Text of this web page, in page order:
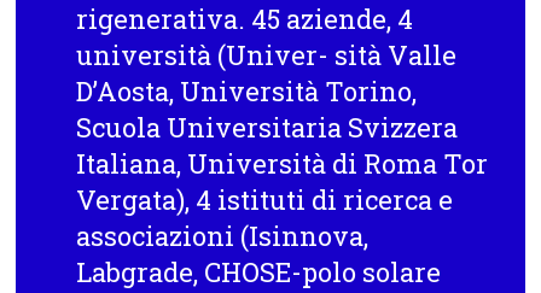
rigenerativa. 45 aziende, 4
università (Univer- sità Valle
D’Aosta, Università Torino,
Scuola Universitaria Svizzera
Italiana, Università di Roma Tor
Vergata), 4 istituti di ricerca e
associazioni (Isinnova,
Labgrade, CHOSE-polo solare